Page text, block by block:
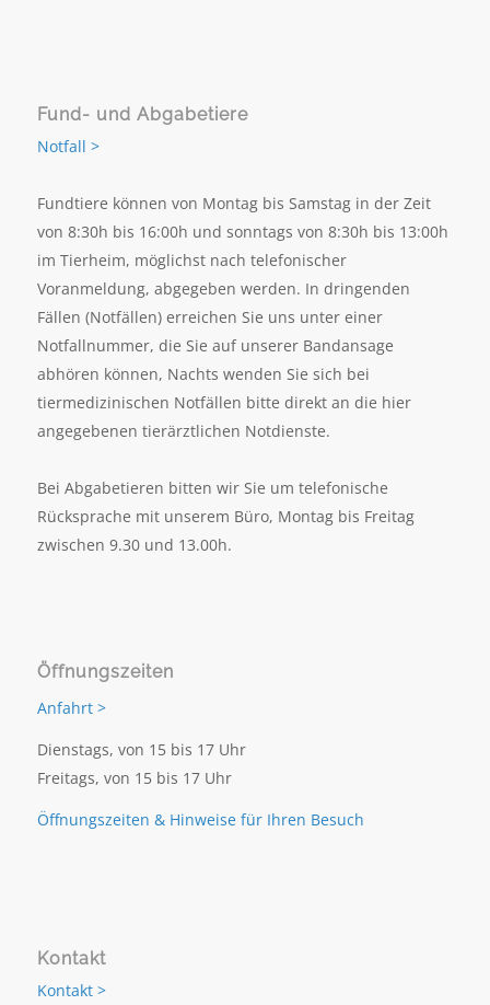
Fund- und Abgabetiere
Notfall >
Fundtiere können von Montag bis Samstag in der Zeit
von 8:30h bis 16:00h und sonntags von 8:30h bis 13:00h
im Tierheim, möglichst nach telefonischer
Voranmeldung, abgegeben werden. In dringenden
Fällen (Notfällen) erreichen Sie uns unter einer
Notfallnummer, die Sie auf unserer Bandansage
abhören können, Nachts wenden Sie sich bei
tiermedizinischen Notfällen bitte direkt an die hier
angegebenen tierärztlichen Notdienste.
Bei Abgabetieren bitten wir Sie um telefonische
Rücksprache mit unserem Büro, Montag bis Freitag
zwischen 9.30 und 13.00h.
Öffnungszeiten
Anfahrt >
Dienstags, von 15 bis 17 Uhr
Freitags, von 15 bis 17 Uhr
Öffnungszeiten & Hinweise für Ihren Besuch
Kontakt
Kontakt >